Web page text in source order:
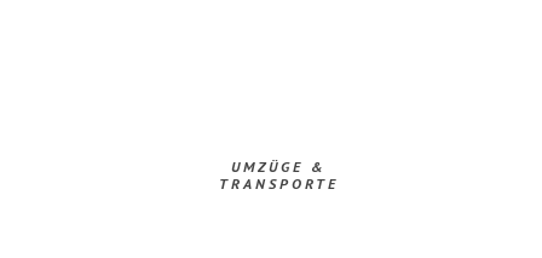
UMZÜGE &
TRANSPORTE